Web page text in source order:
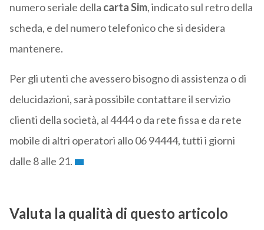
numero seriale della carta Sim, indicato sul retro della
scheda, e del numero telefonico che si desidera
mantenere.
Per gli utenti che avessero bisogno di assistenza o di
delucidazioni, sarà possibile contattare il servizio
clienti della società, al 4444 o da rete fissa e da rete
mobile di altri operatori allo 06 94444, tutti i giorni
dalle 8 alle 21.
Valuta la qualità di questo articolo